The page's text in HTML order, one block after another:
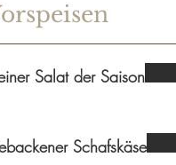
Salat der Saison
Schafskäse